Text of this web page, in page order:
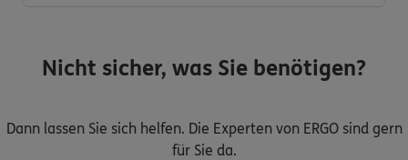
Nicht sicher, was Sie benötigen?
Dann lassen Sie sich helfen. Die Experten von ERGO sind gern
für Sie da.